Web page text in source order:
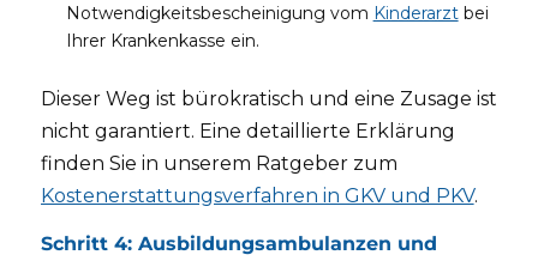
Notwendigkeitsbescheinigung vom Kinderarztbei
Ihrer Krankenkasse ein.
Dieser Weg ist bürokratisch und eine Zusage ist
nicht garantiert. Eine detaillierte Erklärung
finden Sie in unserem Ratgeber zum
Kostenerstattungsverfahren in GKV und PKV.
Schritt 4: Ausbildungsambulanzen und